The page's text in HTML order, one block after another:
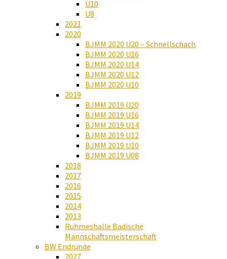
U10
U8
2021
2020
BJMM 2020 U20 – Schnellschach
BJMM 2020 U16
BJMM 2020 U14
BJMM 2020 U12
BJMM 2020 U10
2019
BJMM 2019 U20
BJMM 2019 U16
BJMM 2019 U14
BJMM 2019 U12
BJMM 2019 U10
BJMM 2019 U08
2018
2017
2016
2015
2014
2013
Ruhmeshalle Badische
Mannschaftsmeisterschaft
BW Endrunde
2027